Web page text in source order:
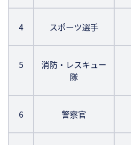
4 スポーツ選手
5
消防・レスキュー
隊
6 警察官